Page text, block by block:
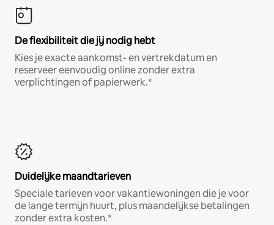
De flexibiliteit die jij nodig hebt
Kies je exacte aankomst- en vertrekdatum en
reserveer eenvoudig online zonder extra
verplichtingen of papierwerk.*
Duidelijke maandtarieven
Speciale tarieven voor vakantiewoningen die je voor
de lange termijn huurt, plus maandelijkse betalingen
zonder extra kosten.*